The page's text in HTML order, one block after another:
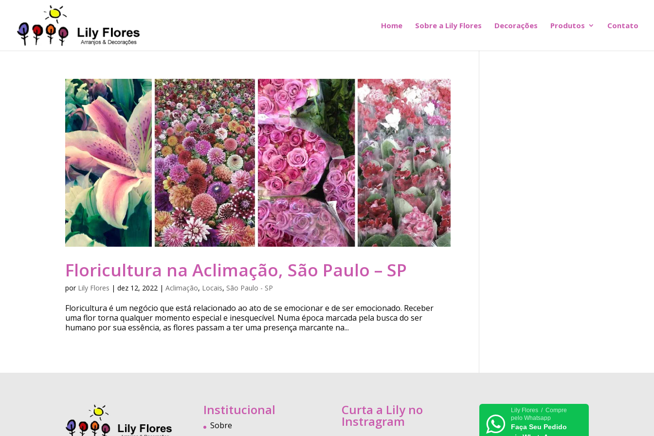
Home Sobre a Lily Flores Decorações Produtos Contato
Floricultura na Aclimação, São Paulo – SP
por Lily Flores |dez 12, 2022 |Aclimação, Locais, São Paulo - SP
Floricultura é um negócio que está relacionado ao ato de se emocionar e de ser emocionado. Receber
uma flor torna qualquer momento especial e inesquecível. Numa época marcada pela busca do ser
humano por sua essência, as flores passam a ter uma presença marcante na...
Institucional
Sobre
Curta a Lily no
Instragram
Lily Flores / Compre
pelo Whatsapp
Faça Seu Pedido